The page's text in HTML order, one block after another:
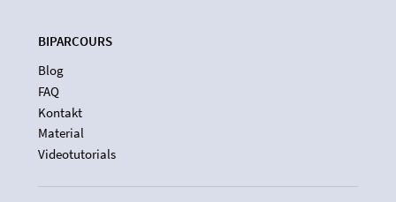
BIPARCOURS
Blog
FAQ
Kontakt
Material
Videotutorials